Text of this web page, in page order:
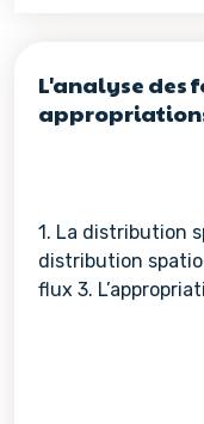
L'analyse des
1. La distribution
distribution
flux 3.